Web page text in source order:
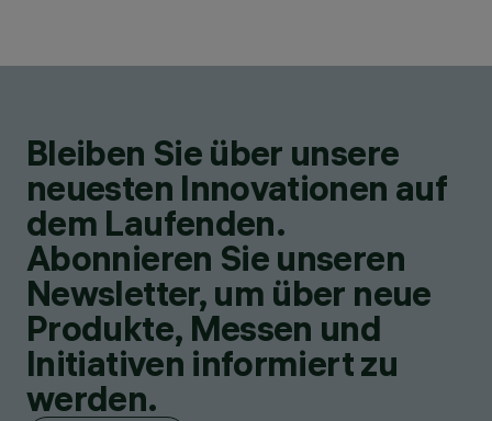
Bleiben Sie über unsere
neuesten Innovationen auf
dem Laufenden.
Abonnieren Sie unseren
Newsletter, um über neue
Produkte, Messen und
Initiativen informiert zu
werden.